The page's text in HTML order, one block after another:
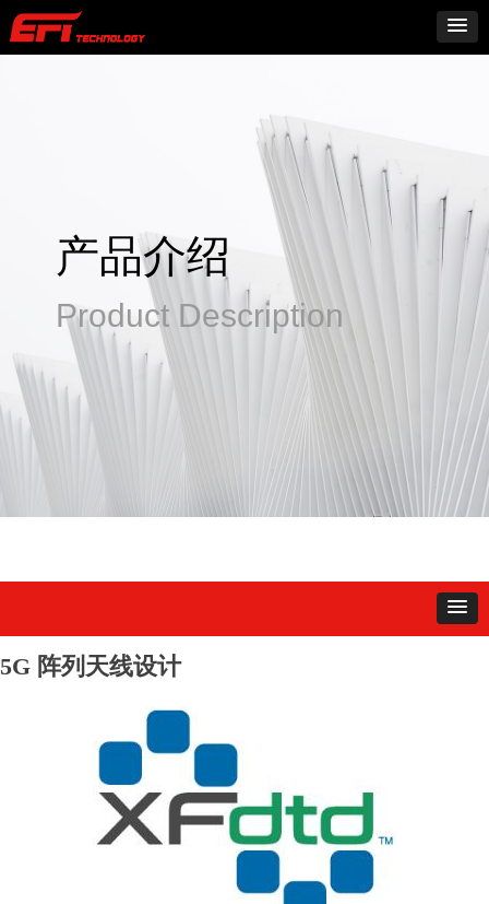
5G 阵列天线设计
产品介绍
Product Description